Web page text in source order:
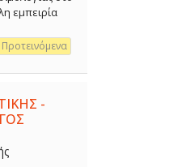
εμπειρία
Προτεινόμενα
-